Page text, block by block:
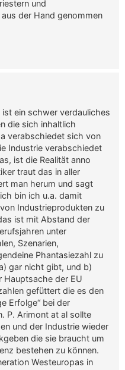
und
der Hand genommen
ein schwer verdauliches
die sich inhaltlich
verabschiedet sich von
Industrie verabschiedet
ist die Realität anno
traut das in aller
man herum und sagt
bin ich u.a. damit
Industrieprodukten zu
ist mit Abstand der
unter
Szenarien,
Phantasiezahl zu
gar nicht gibt, und b)
Hauptsache der EU
gefüttert die es den
Erfolge“ bei der
P. Arimont at al sollte
und der Industrie wieder
die sie braucht um
bestehen zu können.
Westeuropas in